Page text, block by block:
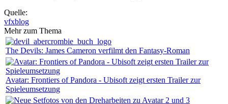
Quelle:
vfxblog
Mehr zum Thema
The Devils: James Cameron verfilmt den Fantasy-Roman
Avatar: Frontiers of Pandora - Ubisoft zeigt ersten Trailer zur
Spieleumsetzung